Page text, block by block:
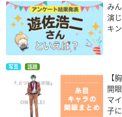
み
演
キ
写真 話題
【
開
マ
子